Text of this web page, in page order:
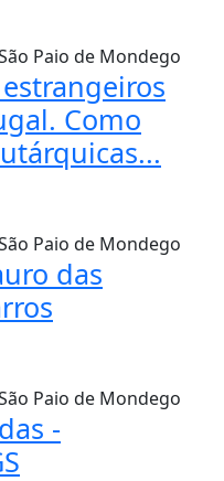
Paio de Mondego
Como
Paio de Mondego
das
Paio de Mondego
-